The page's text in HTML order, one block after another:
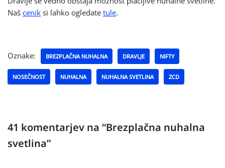
Naš cenik si lahko ogledate tule.
Oznake: BREZPLAČNA NUHALNA DRAVLJE NIFTY
NOSEČNOST NUHALNA NUHALNA SVETLINA ZCD
41 komentarjev na “Brezplačna nuhalna
svetlina”